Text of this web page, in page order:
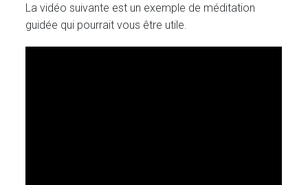
La vidéo suivante est un exemple de méditation
guidée qui pourrait vous être utile.